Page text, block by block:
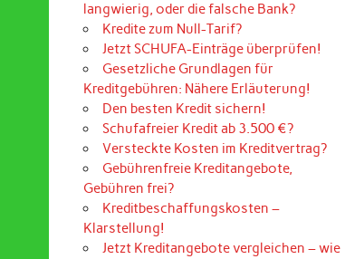
langwierig, oder die falsche Bank?
Kredite zum Null-Tarif?
Jetzt SCHUFA-Einträge überprüfen!
Gesetzliche Grundlagen für
Kreditgebühren: Nähere Erläuterung!
Den besten Kredit sichern!
Schufafreier Kredit ab 3.500 €?
Versteckte Kosten im Kreditvertrag?
Gebührenfreie Kreditangebote,
Gebühren frei?
Kreditbeschaffungskosten –
Klarstellung!
Jetzt Kreditangebote vergleichen – wie